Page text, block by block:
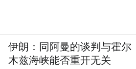
伊朗：同阿曼的谈判与霍尔
木兹海峡能否重开无关